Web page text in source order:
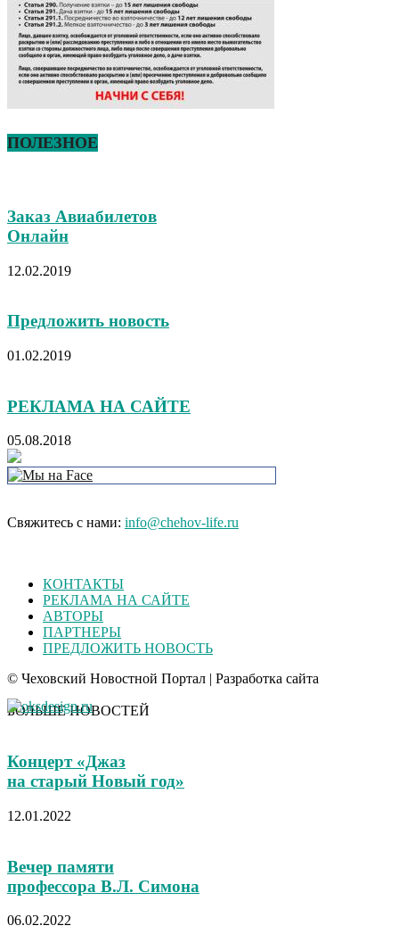
ПОЛЕЗНОЕ
Заказ Авиабилетов
Онлайн
12.02.2019
Предложить новость
01.02.2019
РЕКЛАМА НА САЙТЕ
05.08.2018
Свяжитесь с нами: info@chehov-life.ru
КОНТАКТЫ
РЕКЛАМА НА САЙТЕ
АВТОРЫ
ПАРТНЕРЫ
ПРЕДЛОЖИТЬ НОВОСТЬ
© Чеховский Новостной Портал | Разработка сайта
БОЛЬШЕ НОВОСТЕЙ
Концерт «Джаз
на старый Новый год»
12.01.2022
Вечер памяти
профессора В.Л. Симона
06.02.2022